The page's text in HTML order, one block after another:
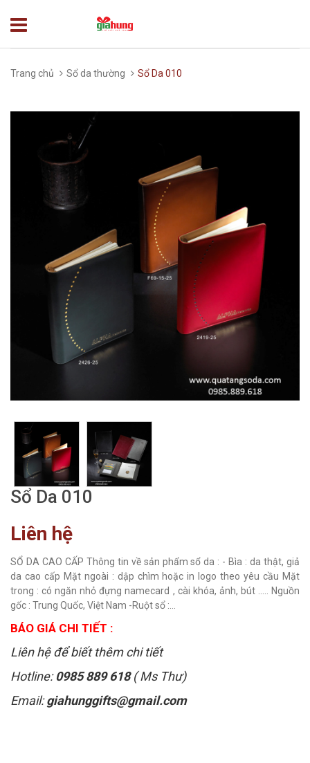
Trang chủ Sổ da thường Sổ Da 010
Sổ Da 010
Liên hệ
SỔ DA CAO CẤP Thông tin về sản phẩm sổ da : - Bìa : da thật, giả
da cao cấp Mặt ngoài : dập chìm hoặc in logo theo yêu cầu Mặt
trong : có ngăn nhỏ đựng namecard , cài khóa, ảnh, bút ..... Nguồn
gốc : Trung Quốc, Việt Nam -Ruột sổ :...
BÁO GIÁ CHI TIẾT :
Liên hệ để biết thêm chi tiết
Hotline:0985 889 618( Ms Thư)
Email:giahunggifts@gmail.com